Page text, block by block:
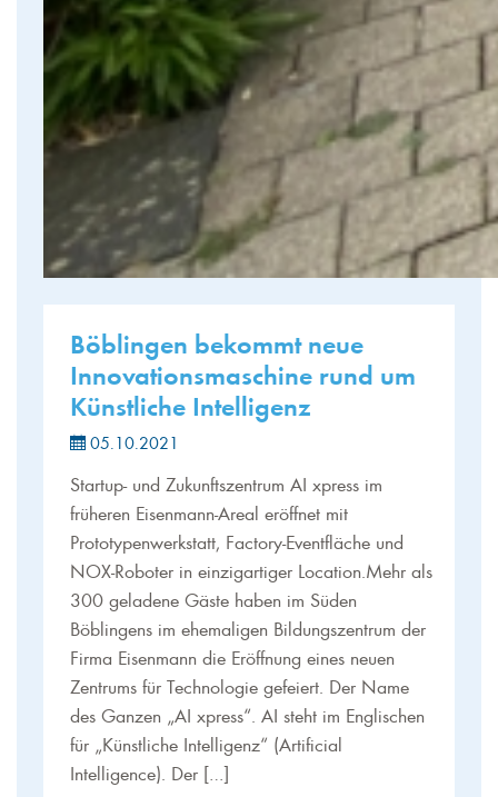
Böblingen bekommt neue
Innovationsmaschine rund um
Künstliche Intelligenz
05.10.2021
Startup- und Zukunftszentrum AI xpress im
früheren Eisenmann-Areal eröffnet mit
Prototypenwerkstatt, Factory-Eventfläche und
NOX-Roboter in einzigartiger Location.Mehr als
300 geladene Gäste haben im Süden
Böblingens im ehemaligen Bildungszentrum der
Firma Eisenmann die Eröffnung eines neuen
Zentrums für Technologie gefeiert. Der Name
des Ganzen „AI xpress“. AI steht im Englischen
für „Künstliche Intelligenz“ (Artificial
Intelligence). Der […]